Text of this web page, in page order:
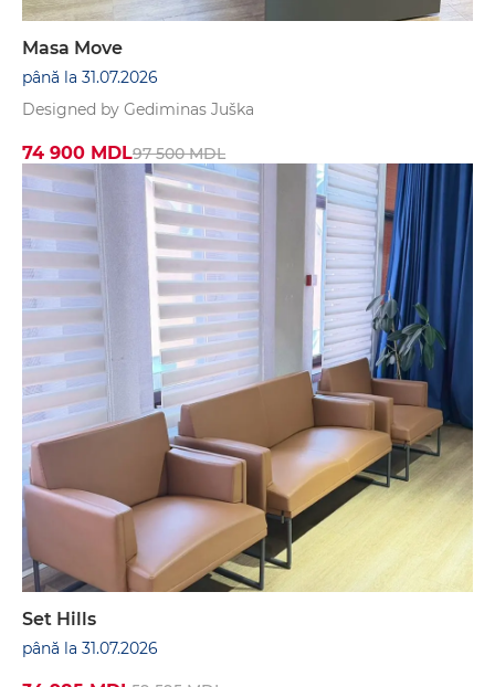
Masa Move
până la 31.07.2026
Designed by Gediminas Juška
74 900 MDL97 500 MDL
Set Hills
până la 31.07.2026